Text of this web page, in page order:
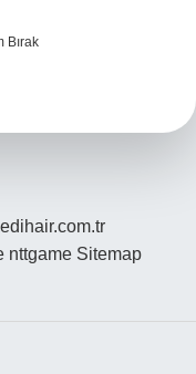
Bırak
nttgame Sitemap